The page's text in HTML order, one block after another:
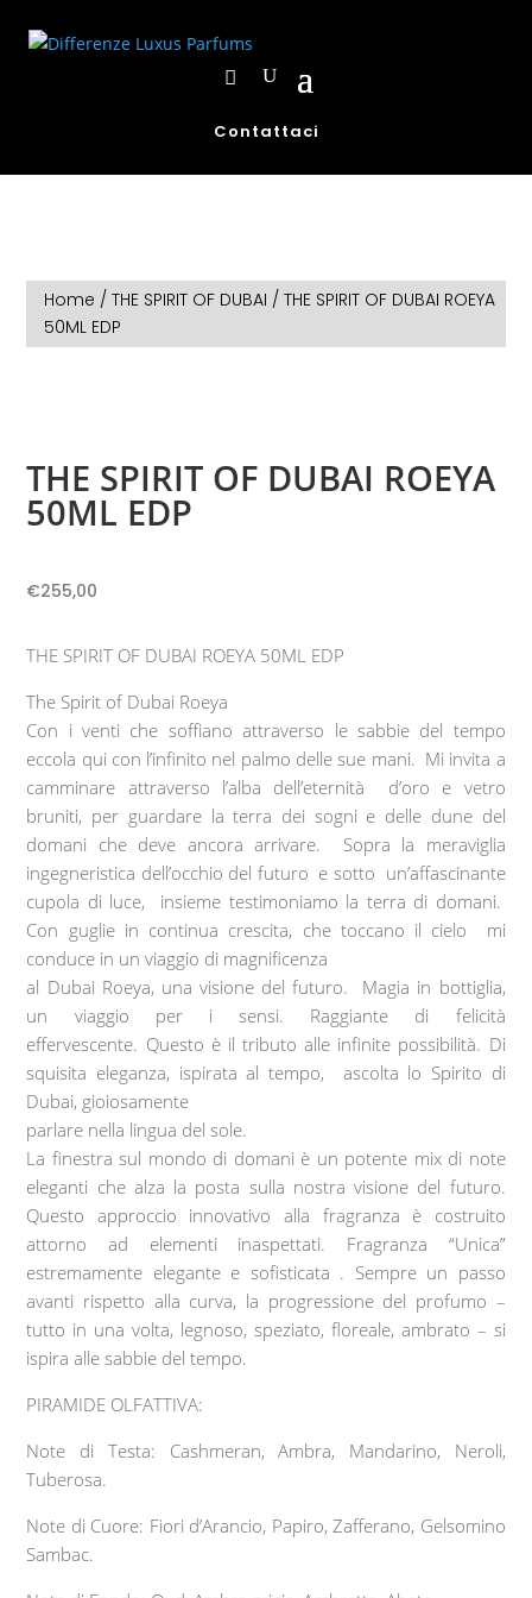
Contattaci
Home /THE SPIRIT OF DUBAI / THE SPIRIT OF DUBAI ROEYA
50ML EDP
THE SPIRIT OF DUBAI ROEYA
50ML EDP
€255,00
THE SPIRIT OF DUBAI ROEYA 50ML EDP
The Spirit of Dubai Roeya
Con i venti che soffiano attraverso le sabbie del tempo
eccola qui con l’infinito nel palmo delle sue mani. Mi invita a
camminare attraverso l’alba dell’eternità d’oro e vetro
bruniti, per guardare la terra dei sogni e delle dune del
domani che deve ancora arrivare. Sopra la meraviglia
ingegneristica dell’occhio del futuro e sotto un’affascinante
cupola di luce, insieme testimoniamo la terra di domani.
Con guglie in continua crescita, che toccano il cielo mi
conduce in un viaggio di magnificenza
al Dubai Roeya, una visione del futuro. Magia in bottiglia,
un viaggio per i sensi. Raggiante di felicità
effervescente. Questo è il tributo alle infinite possibilità. Di
squisita eleganza, ispirata al tempo, ascolta lo Spirito di
Dubai, gioiosamente
parlare nella lingua del sole.
La finestra sul mondo di domani è un potente mix di note
eleganti che alza la posta sulla nostra visione del futuro.
Questo approccio innovativo alla fragranza è costruito
attorno ad elementi inaspettati. Fragranza “Unica”
estremamente elegante e sofisticata . Sempre un passo
avanti rispetto alla curva, la progressione del profumo –
tutto in una volta, legnoso, speziato, floreale, ambrato – si
ispira alle sabbie del tempo.
PIRAMIDE OLFATTIVA:
Note di Testa: Cashmeran, Ambra, Mandarino, Neroli,
Tuberosa.
Note di Cuore: Fiori d’Arancio, Papiro, Zafferano, Gelsomino
Sambac.